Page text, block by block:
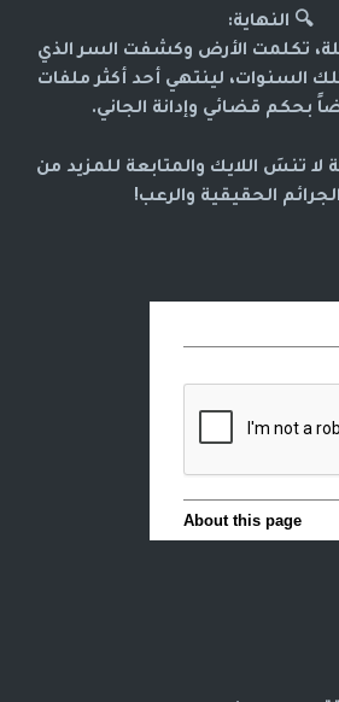
🔍 النهاية:
عاماً كاملة، تكلمت الأرض وكشفت السر الذي
السنوات، لينتهي أحد أكثر ملفات
بحكم قضائي وإدانة الجاني.
تنسَ اللايك والمتابعة للمزيد من
الحقيقية والرعب!